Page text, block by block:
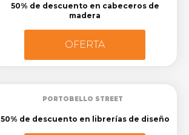
50% de descuento en cabeceros de
madera
OFERTA
PORTOBELLO STREET
50% de descuento en librerías de diseño